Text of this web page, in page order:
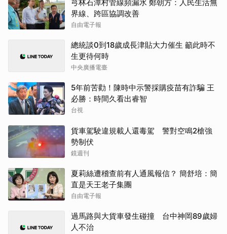
芎林石潭村管線頻漏水 鄭朝方：人民生活無
界線、跨區協調改善
自由電子報
總統談0到18歲成長津貼大力催生 籲此時不
生更待何時
中央廣播電臺
5年前苦勸！陳時中示警採購疫苗有詐騙 王
必勝：時間久看出睿智
台視
貨車駕駛違規載人還毒駕 警對空鳴2槍強
勢制伏
鏡週刊
夏莉絲遭稽查前有人通風報信？ 簡舒培：簡
直是天王老子集團
自由電子報
過馬路與大貨車發生碰撞 台中神岡89歲婦
人不治